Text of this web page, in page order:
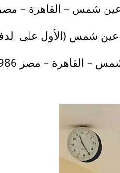
عين شمس – القاهرة –
عين شمس (الأول على
القاهرة – مصر 1986